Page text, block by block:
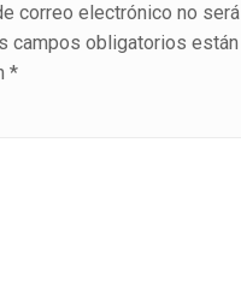
correo electrónico no será
campos obligatorios están
*